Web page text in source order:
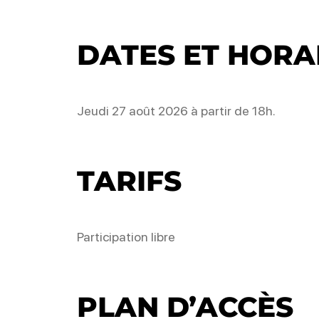
DATES ET
Jeudi 27 août 2026 à partir de 18h.
TARIFS
Participation libre
PLAN D’ACCÈS